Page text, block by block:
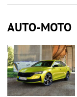
AUTO-MOTO